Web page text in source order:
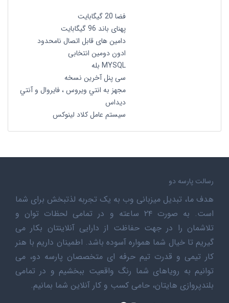
فضا 20 گیگابایت
پهنای باند 96 گیگابایت
دامین های قابل اتصال نامحدود
ادون دومین انتخابی
MYSQL بله
سی پنل آخرین نسخه
مجهز به انتي ويروس ، فايروال و آنتي
ديداس
سیستم عامل کلاد لینوکس
رسالت پارسه دو
هدف ما، تبدیل میزبانی وب به یک تجربه لذتبخش برای شما
است. به صورت ۲۴ ساعته و در تمامی لحظات توان و
تلاشمان را در جهت حفاظت از دارایی آنلاینتان بکار می
گیریم تا خیال شما همواره آسوده باشد. اطمینان داریم با هنر
کار تیمی و قدرت تیم حرفه ای متخصصان پارسه دو، می
توانیم به رویاهای شما رنگ واقعیت ببخشیم و در تمامی
بلندپروازی هایتان، حامی کسب و کار آنلاین شما بمانیم.